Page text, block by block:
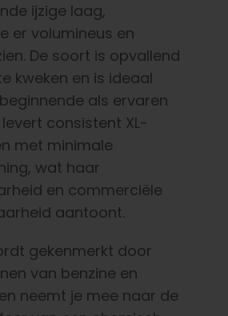
ijzige laag,
er volumineus en
De soort is opvallend
kweken en is ideaal
als ervaren
levert consistent XL-
met minimale
wat haar
en commerciële
aantoont.
gekenmerkt door
van benzine en
neemt je mee naar de